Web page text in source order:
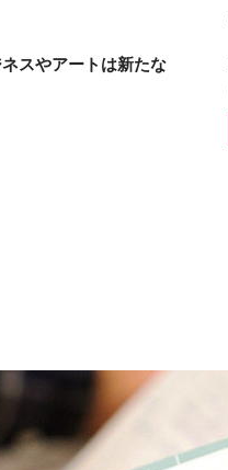
スやアートは新たな